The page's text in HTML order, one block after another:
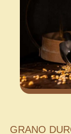
GRANO